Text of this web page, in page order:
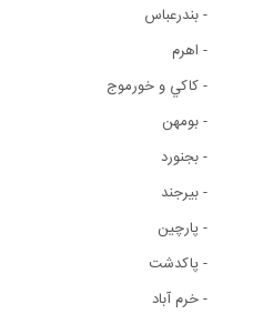
- بندرعباس
- اهرم
- کاکي و خورموج
- بومهن
- بجنورد
- بيرجند
- پارچين
- پاکدشت
- خرم آباد